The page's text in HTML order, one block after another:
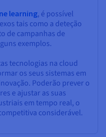
learning, é possível
tais como a deteção
de campanhas de
exemplos.
tecnologias na cloud
os seus sistemas em
Poderão prever o
e ajustar as suas
em tempo real, o
considerável.